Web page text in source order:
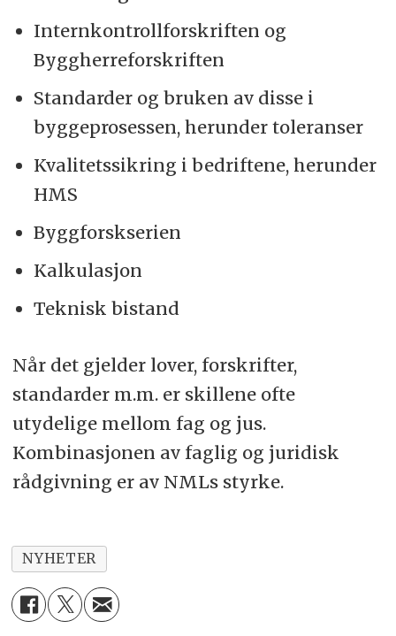
Internkontrollforskriften og
Byggherreforskriften
Standarder og bruken av disse i
byggeprosessen, herunder toleranser
Kvalitetssikring i bedriftene, herunder
HMS
Byggforskserien
Kalkulasjon
Teknisk bistand
Når det gjelder lover, forskrifter,
standarder m.m. er skillene ofte
utydelige mellom fag og jus.
Kombinasjonen av faglig og juridisk
rådgivning er av NMLs styrke.
NYHETER